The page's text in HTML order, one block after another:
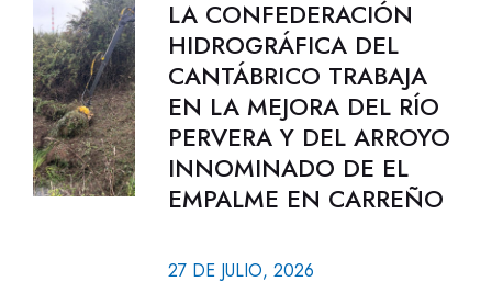
LA CONFEDERACIÓN
HIDROGRÁFICA DEL
CANTÁBRICO TRABAJA
EN LA MEJORA DEL RÍO
PERVERA Y DEL ARROYO
INNOMINADO DE EL
EMPALME EN CARREÑO
27 DE JULIO, 2026